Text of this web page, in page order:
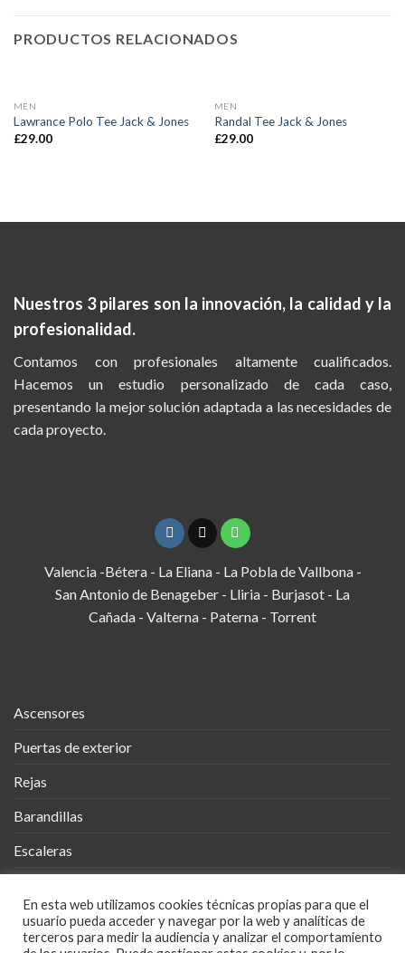
PRODUCTOS RELACIONADOS
MEN
Lawrance Polo Tee Jack & Jones
£29.00
MEN
Randal Tee Jack & Jones
£29.00
Nuestros 3 pilares son la innovación, la calidad y la
profesionalidad.
Contamos con profesionales altamente cualificados.
Hacemos un estudio personalizado de cada caso,
presentando la mejor solución adaptada a las necesidades de
cada proyecto.
Valencia -Bétera - La Eliana - La Pobla de Vallbona -
San Antonio de Benageber - Lliria - Burjasot - La
Cañada - Valterna - Paterna - Torrent
Ascensores
Puertas de exterior
Rejas
Barandillas
Escaleras
Cobertizos
En esta web utilizamos cookies técnicas propias para que el
usuario pueda acceder y navegar por la web y analíticas de
terceros para medir la audiencia y analizar el comportamiento